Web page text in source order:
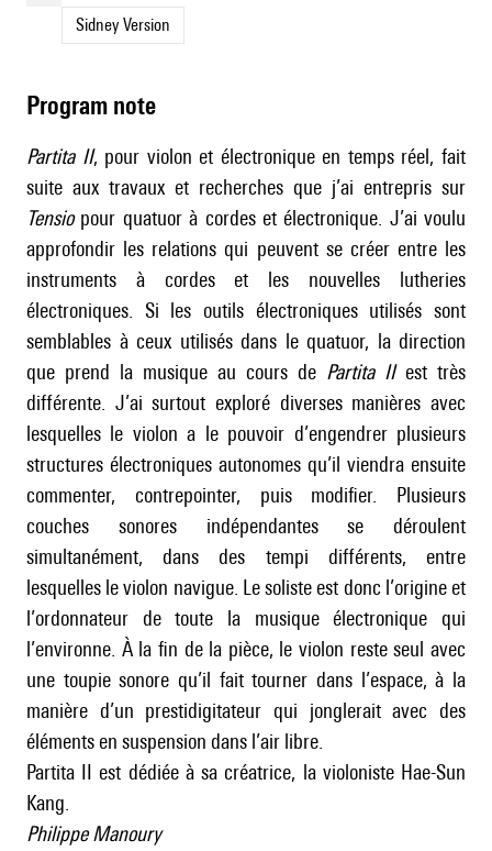
Sidney Version
Program note
Partita II, pour violon et électronique en temps réel, fait
suite aux travaux et recherches que j’ai entrepris sur
Tensiopour quatuor à cordes et électronique. J’ai voulu
approfondir les relations qui peuvent se créer entre les
instruments à cordes et les nouvelles lutheries
électroniques. Si les outils électroniques utilisés sont
semblables à ceux utilisés dans le quatuor, la direction
que prend la musique au cours de Partita IIest très
différente. J’ai surtout exploré diverses manières avec
lesquelles le violon a le pouvoir d’engendrer plusieurs
structures électroniques autonomes qu’il viendra ensuite
commenter, contrepointer, puis modifier. Plusieurs
couches sonores indépendantes se déroulent
simultanément, dans des tempi différents, entre
lesquelles le violon navigue. Le soliste est donc l’origine et
l’ordonnateur de toute la musique électronique qui
l’environne. À la fin de la pièce, le violon reste seul avec
une toupie sonore qu’il fait tourner dans l’espace, à la
manière d’un prestidigitateur qui jonglerait avec des
éléments en suspension dans l’air libre.
Partita II est dédiée à sa créatrice, la violoniste Hae-Sun
Kang.
Philippe Manoury